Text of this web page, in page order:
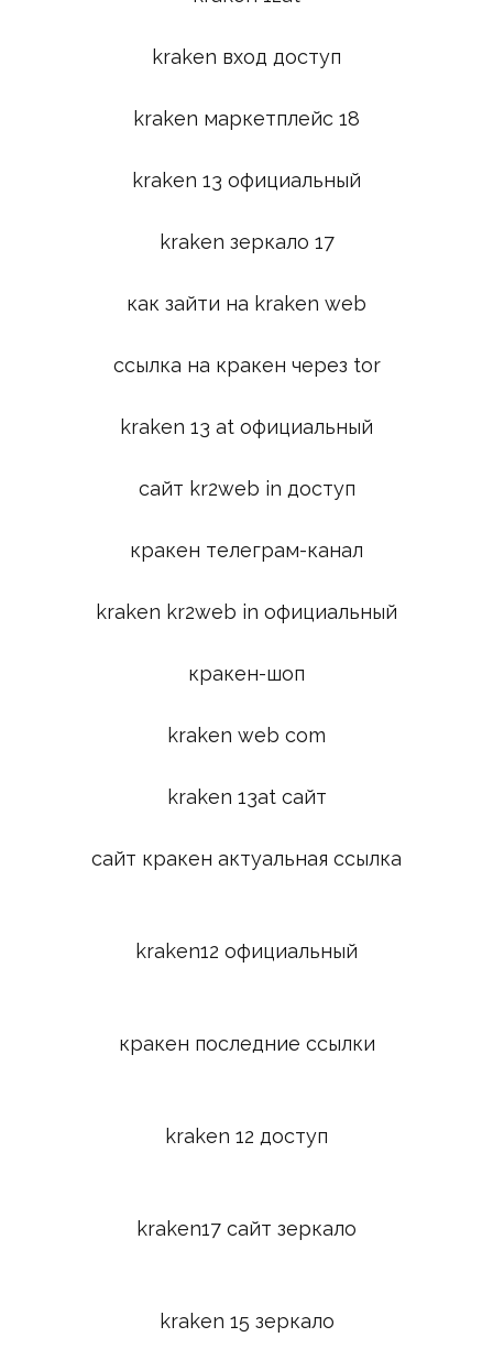
kraken вход доступ
kraken маркетплейс 18
kraken 13 официальный
kraken зеркало 17
как зайти на kraken web
ссылка на кракен через tor
kraken 13 at официальный
сайт kr2web in доступ
кракен телеграм-канал
kraken kr2web in официальный
кракен-шоп
kraken web com
kraken 13at сайт
сайт кракен актуальная ссылка
kraken12 официальный
кракен последние ссылки
kraken 12 доступ
kraken17 сайт зеркало
kraken 15 зеркало